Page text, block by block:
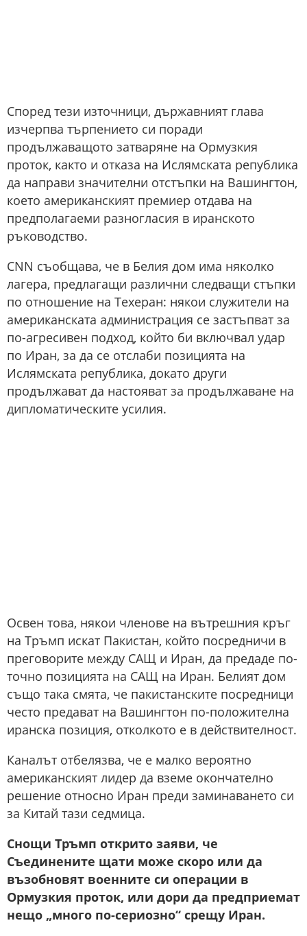
Според тези източници, държавният глава
изчерпва търпението си поради
продължаващото затваряне на Ормузкия
проток, както и отказа на Ислямската република
да направи значителни отстъпки на Вашингтон,
което американският премиер отдава на
предполагаеми разногласия в иранското
ръководство.
CNN съобщава, че в Белия дом има няколко
лагера, предлагащи различни следващи стъпки
по отношение на Техеран: някои служители на
американската администрация се застъпват за
по-агресивен подход, който би включвал удар
по Иран, за да се отслаби позицията на
Ислямската република, докато други
продължават да настояват за продължаване на
дипломатическите усилия.
Освен това, някои членове на вътрешния кръг
на Тръмп искат Пакистан, който посредничи в
преговорите между САЩ и Иран, да предаде по-
точно позицията на САЩ на Иран. Белият дом
също така смята, че пакистанските посредници
често предават на Вашингтон по-положителна
иранска позиция, отколкото е в действителност.
Каналът отбелязва, че е малко вероятно
американският лидер да вземе окончателно
решение относно Иран преди заминаването си
за Китай тази седмица.
Снощи Тръмп открито заяви, че
Съединените щати може скоро или да
възобновят военните си операции в
Ормузкия проток, или дори да предприемат
нещо „много по-сериозно“ срещу Иран.